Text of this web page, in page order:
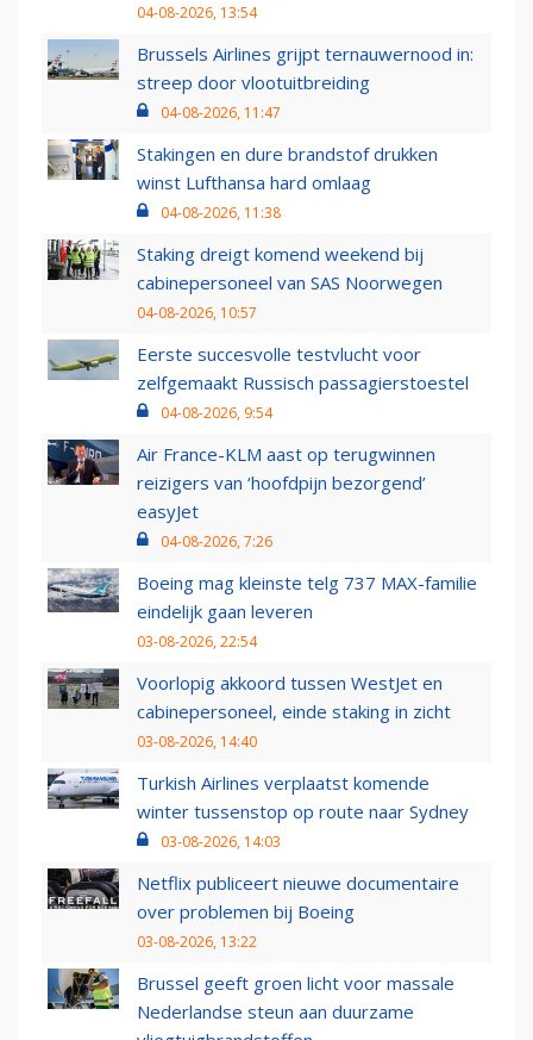
04-08-2026, 13:54
Brussels Airlines grijpt ternauwernood in:
streep door vlootuitbreiding
04-08-2026, 11:47
Stakingen en dure brandstof drukken
winst Lufthansa hard omlaag
04-08-2026, 11:38
Staking dreigt komend weekend bij
cabinepersoneel van SAS Noorwegen
04-08-2026, 10:57
Eerste succesvolle testvlucht voor
zelfgemaakt Russisch passagierstoestel
04-08-2026, 9:54
Air France-KLM aast op terugwinnen
reizigers van ‘hoofdpijn bezorgend’
easyJet
04-08-2026, 7:26
Boeing mag kleinste telg 737 MAX-familie
eindelijk gaan leveren
03-08-2026, 22:54
Voorlopig akkoord tussen WestJet en
cabinepersoneel, einde staking in zicht
03-08-2026, 14:40
Turkish Airlines verplaatst komende
winter tussenstop op route naar Sydney
03-08-2026, 14:03
Netflix publiceert nieuwe documentaire
over problemen bij Boeing
03-08-2026, 13:22
Brussel geeft groen licht voor massale
Nederlandse steun aan duurzame